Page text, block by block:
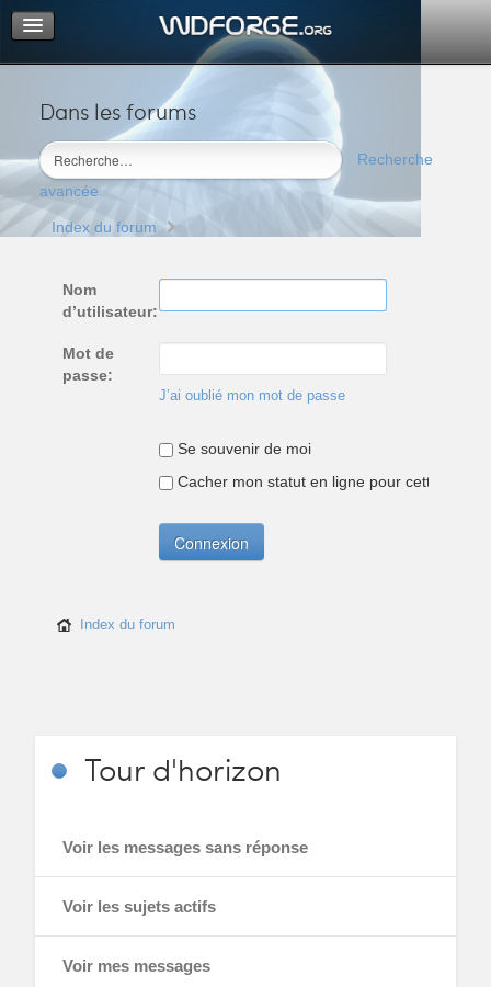
Dans les forums
Recherche
avancée
Portail
Index du forum
M’enregistrer
Connexion
Index du forum
Nom
d’utilisateur:
Mot de
passe:
J’ai oublié mon mot de passe
Se souvenir de moi
Cacher mon statut en ligne pour cette
Index du forum
Tourd'horizon
Voir les messages sans réponse
Voir les sujets actifs
Voir mes messages